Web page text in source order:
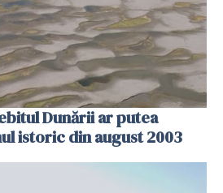
Dunării ar putea
istoric din august 2003